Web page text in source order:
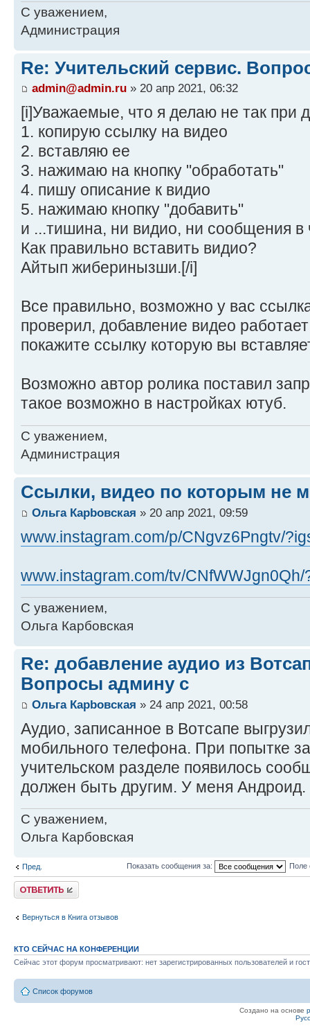
С уважением,
Администрация
Re: Учительский сервис.
admin@admin.ru » 20 апр 2021, 06:32
[i]Уважаемые, что я делаю не так при
1. копирую ссылку на видео
2. вставляю ее
3. нажимаю на кнопку "обработать"
4. пишу описание к видио
5. нажимаю кнопку "добавить"
и ...тишина, ни видио, ни сообщения
Как правильно вставить видио?
Айтып жиберинызши.[/i]
Все правильно, возможно у вас
проверил, добавление видео
покажите ссылку которую вы
Возможно автор ролика поставил
такое возможно в настройках ютуб.
С уважением,
Администрация
Ссылки, видео по которым не
Ольга Карbовская » 20 апр 2021, 09:59
www.instagram.com/p/CNgvz6Pngtv/
www.instagram.com/tv/
С уважением,
Ольга Карбовская
Re: добавление аудио из
Вопросы админу с
Ольга Карbовская » 24 апр 2021, 00:58
Аудио, записанное в Вотсапе
мобильного телефона. При попытке
учительском разделе появилось
должен быть другим. У меня Андроид.
С уважением,
Ольга Карбовская
Пред. Показать сообщения за: Поле
Ответить
Вернуться в Книга отзывов
КТО СЕЙЧАС НА КОНФЕРЕНЦИИ
Сейчас этот форум просматривают: нет зарегистрированных пользователей и
Список форумов
Создано на основе